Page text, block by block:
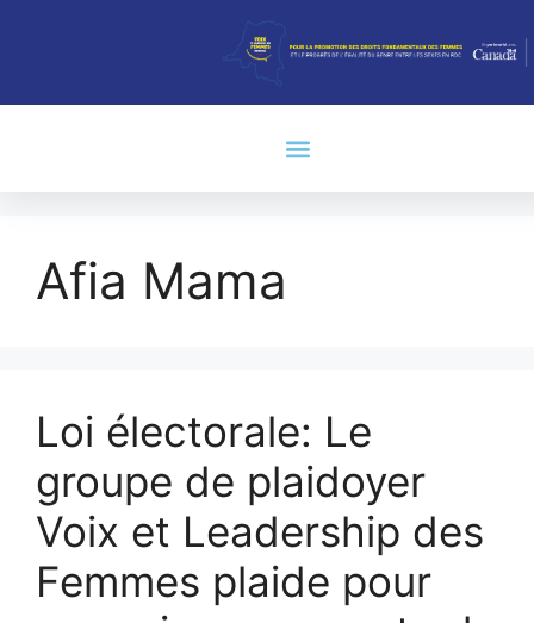
Afia Mama
Loi électorale: Le
groupe de plaidoyer
Voix et Leadership des
Femmes plaide pour